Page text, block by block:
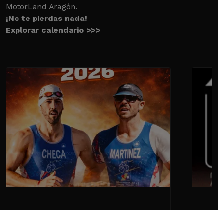
MotorLand Aragón.
¡No te pierdas nada!
Explorar calendario >>>